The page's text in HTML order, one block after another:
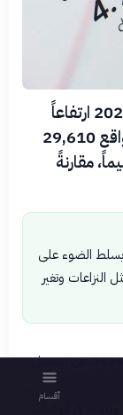
سجلت منظمة الصحة العالمية في مايو 2026 ارتفاعاً
بنسبة 43% في إصابات الكوليرا عالمياً، بواقع 29,610
دولة وإقليماً، مقارنةً
يسلط الضوء على
النزاعات وتغير
أعلنت منظمة الصحة العالمية، يوم الخميس 2 يوليو 2026، عن تسجيل
إصابة جديدة بالكوليرا و271 وفاة في 16 دولة وإقليماً خلال شهر
أقسام